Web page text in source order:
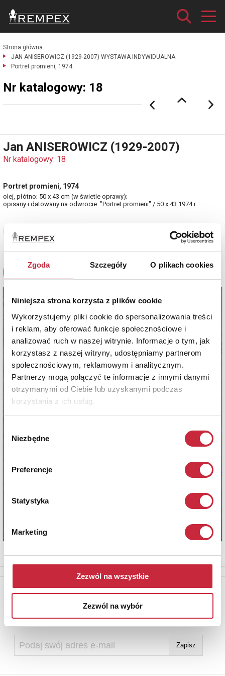
Zgoda Szczegóły O plikach cookies
Niniejsza strona korzysta z plików cookie
Wykorzystujemy pliki cookie do spersonalizowania treści
i reklam, aby oferować funkcje społecznościowe i
analizować ruch w naszej witrynie. Informacje o tym, jak
korzystasz z naszej witryny, udostępniamy partnerom
społecznościowym, reklamowym i analitycznym.
Partnerzy mogą połączyć te informacje z innymi danymi
otrzymanymi od Ciebie lub uzyskanymi podczas
korzystania z ich usług.
zgody
Niezbędne
Preferencje
Statystyka
Marketing
Zezwól na wszystkie
Zezwól na wybór
Strona główna
JAN ANISEROWICZ (1929-2007) WYSTAWA INDYWIDUALNA
Portret promieni, 1974.
Nr katalogowy: 18
Jan ANISEROWICZ (1929-2007)
Nr katalogowy: 18
Portret promieni, 1974
olej, płótno; 50 x 43 cm (w świetle oprawy);
opisany i datowany na odwrocie: "Portret promieni" / 50 x 43 1974 r.
Zobacz pełne informacje
Newsletter
Aby otrzymywać informacje o nowych aukcjach, prosimy podać
adres e-mail